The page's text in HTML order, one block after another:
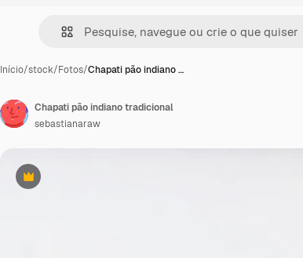
Início/stock/Fotos/Chapati pão indiano …
Premium
Chapati pão indiano tradicional
sebastianaraw